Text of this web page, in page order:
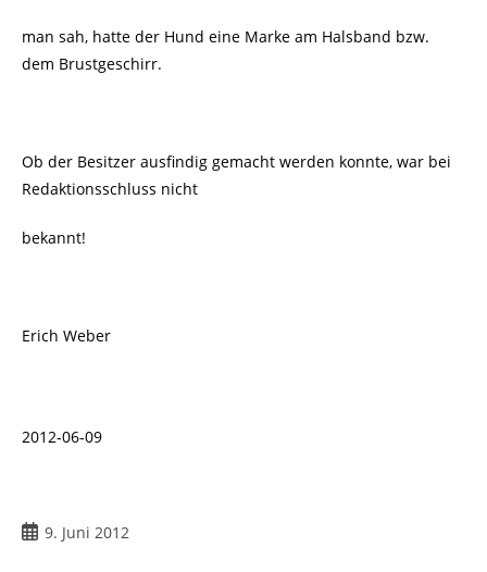
man sah, hatte der Hund eine Marke am Halsband bzw.
dem Brustgeschirr.
Ob der Besitzer ausfindig gemacht werden konnte, war bei
Redaktionsschluss nicht
bekannt!
Erich Weber
2012-06-09
9. Juni 2012